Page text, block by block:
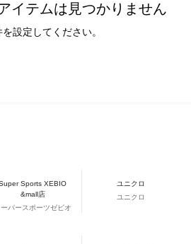
イテムは見つかりません
設定してください。
Sports XEBIO
&mall店
ーパースポーツゼビオ
ユニクロ
ユニクロ